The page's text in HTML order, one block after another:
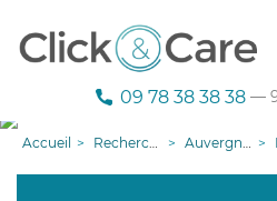
09 78 38 38 38 —
Accueil Recherche aide à domicile Auvergne-Rhône-Alpes